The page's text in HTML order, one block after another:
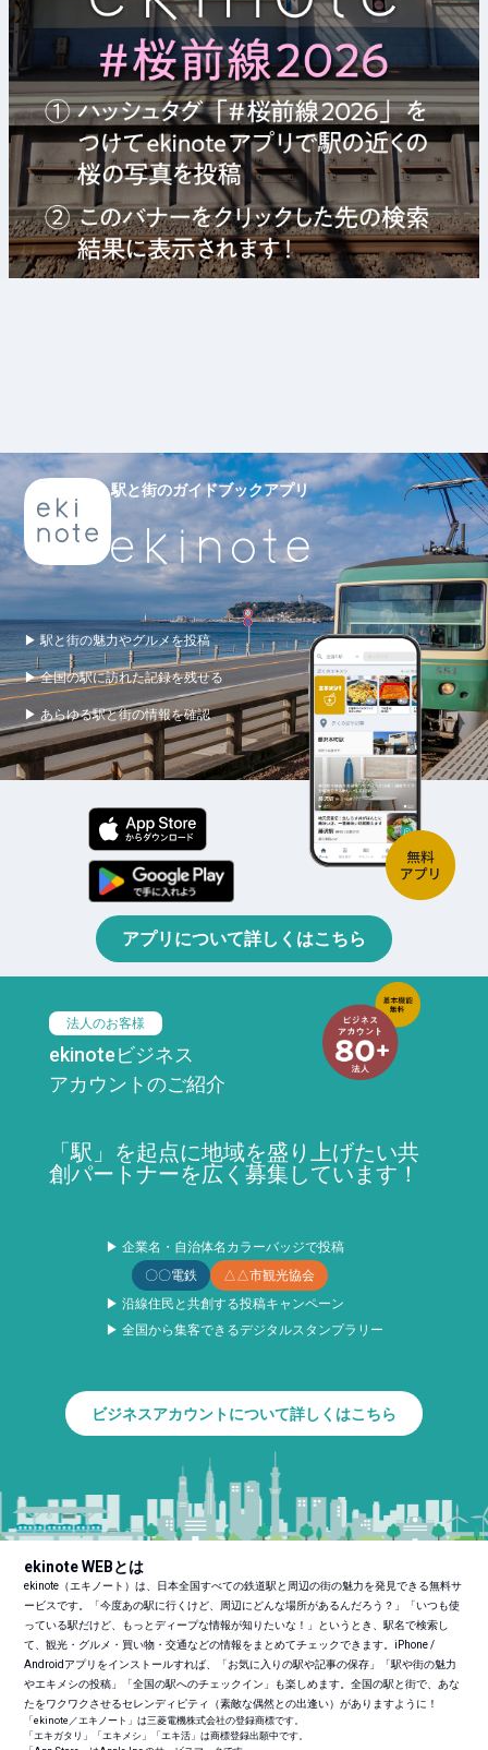
駅と街のガイドブックアプリ
▶ 駅と街の魅力やグルメを投稿
▶ 全国の駅に訪れた記録を残せる
▶ あらゆる駅と街の情報を確認
アプリについて詳しくはこちら
法人のお客様
ekinoteビジネス
アカウントのご紹介
「駅」を起点に地域を盛り上げたい共
創パートナーを広く募集しています！
▶ 企業名・自治体名カラーバッジで投稿
〇〇電鉄
△△市観光協会
▶ 沿線住民と共創する投稿キャンペーン
▶ 全国から集客できるデジタルスタンプラリー
ビジネスアカウントについて詳しくはこちら
ekinote WEBとは
ekinote（エキノート）は、日本全国すべての鉄道駅と周辺の街の魅力を発見できる無料サ
ービスです。「今度あの駅に行くけど、周辺にどんな場所があるんだろう？」「いつも使
っている駅だけど、もっとディープな情報が知りたいな！」というとき、駅名で検索し
て、観光・グルメ・買い物・交通などの情報をまとめてチェックできます。iPhone /
Androidアプリをインストールすれば、「お気に入りの駅や記事の保存」「駅や街の魅力
やエキメシの投稿」「全国の駅へのチェックイン」も楽しめます。全国の駅と街で、あな
たをワクワクさせるセレンディピティ（素敵な偶然との出逢い）がありますように！
「ekinote／エキノート」は三菱電機株式会社の登録商標です。
「エキガタリ」「エキメシ」「エキ活」は商標登録出願中です。